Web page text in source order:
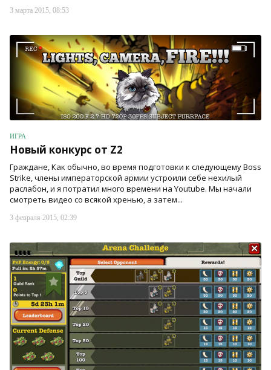
3 марта 2015, 08:53
ИГРА
Новый конкурс от Z2
Граждане, Как обычно, во время подготовки к следующему Boss
Strike, члены императорской армии устроили себе нехилый
раслабон, и я потратил много времени на Youtube. Мы начали
смотреть видео со всякой хренью, а затем...
3 февраля 2015, 02:39